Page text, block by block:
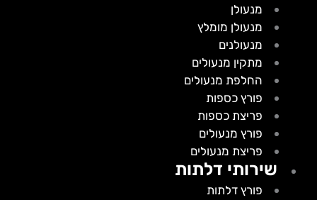
מנעולן
מנעולן מומלץ
מנעולנים
מתקין מנעולים
החלפת מנעולים
פורץ כספות
פריצת כספות
פורץ מנעולים
פריצת מנעולים
שירותי דלתות
פורץ דלתות